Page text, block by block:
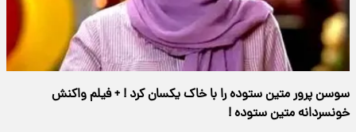
سوسن پرور متین ستوده را با خاک یکسان کرد ! + فیلم واکنش
خونسردانه متین ستوده !